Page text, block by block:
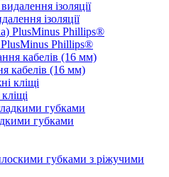
ізоляції
Phillips®
кабелів (16 мм)
губками